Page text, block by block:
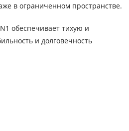
в ограниченном пространстве.
обеспечивает тихую и
и долговечность